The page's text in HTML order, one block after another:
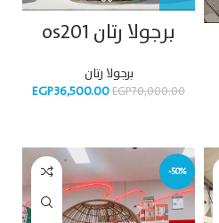
برجولا رتان os201
برجولا رتان
EGP70,000.00
EGP36,500.00
-50%